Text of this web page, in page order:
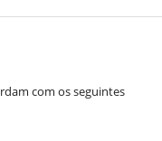
com os seguintes